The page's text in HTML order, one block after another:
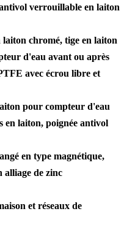
verrouillable en laiton
chromé, tige en laiton
d'eau avant ou après
avec écrou libre et
pour compteur d'eau
en laiton, poignée antivol
en type magnétique,
alliage de zinc
et réseaux de